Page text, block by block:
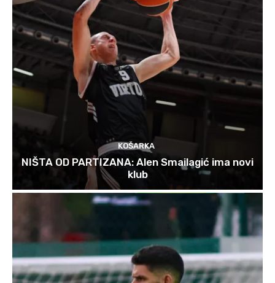
KOŠARKA
NIŠTA OD PARTIZANA: Alen Smailagić ima novi
klub